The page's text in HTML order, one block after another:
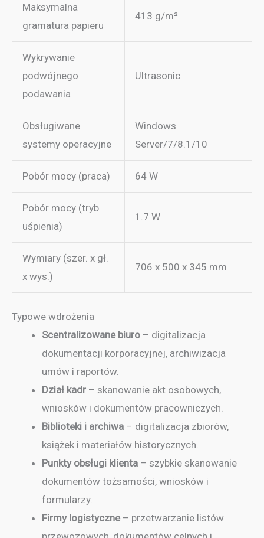
Maksymalna
gramatura papieru
413 g/m²
Wykrywanie
podwójnego
podawania
Ultrasonic
Obsługiwane
systemy operacyjne
Windows
Server/7/8.1/10
Pobór mocy (praca) 64 W
Pobór mocy (tryb
uśpienia)
1.7 W
Wymiary (szer. x gł.
x wys.)
706 x 500 x 345 mm
Typowe wdrożenia
Scentralizowane biuro – digitalizacja
dokumentacji korporacyjnej, archiwizacja
umów i raportów.
Dział kadr – skanowanie akt osobowych,
wniosków i dokumentów pracowniczych.
Biblioteki i archiwa – digitalizacja zbiorów,
książek i materiałów historycznych.
Punkty obsługi klienta – szybkie skanowanie
dokumentów tożsamości, wniosków i
formularzy.
Firmy logistyczne– przetwarzanie listów